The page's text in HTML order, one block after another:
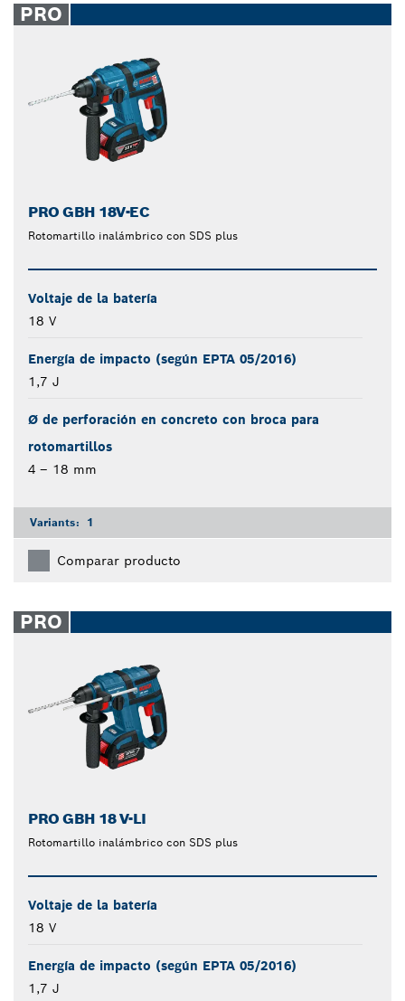
PRO
PRO GBH 18V-EC
Rotomartillo inalámbrico con SDS plus
Voltaje de la batería
18 V
Energía de impacto (según EPTA 05/2016)
1,7 J
Ø de perforación en concreto con broca para
rotomartillos
4 – 18 mm
Variants: 1
Comparar producto
PRO
PRO GBH 18 V-LI
Rotomartillo inalámbrico con SDS plus
Voltaje de la batería
18 V
Energía de impacto (según EPTA 05/2016)
1,7 J